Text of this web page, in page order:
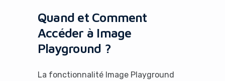
Quand et Comment
Accéder à Image
Playground ?
La fonctionnalité Image Playground